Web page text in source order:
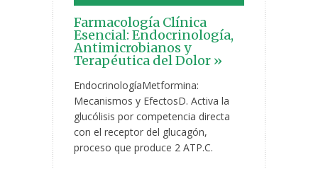
Farmacología Clínica
Esencial: Endocrinología,
Antimicrobianos y
Terapéutica del Dolor »
EndocrinologíaMetformina:
Mecanismos y EfectosD. Activa la
glucólisis por competencia directa
con el receptor del glucagón,
proceso que produce 2 ATP.C.